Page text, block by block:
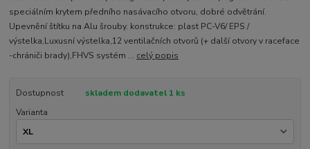
speciálním krytem předního nasávacího otvoru, dobré odvětrání.
Upevnění štítku na Alu šrouby. konstrukce: plast PC-V6/ EPS /
výstelka,Luxusní výstelka,12 ventilačních otvorů (+ další otvory v raceface
-chrániči brady),FHVS systém ... celý popis
Dostupnost
skladem dodavatel 1 ks
Varianta